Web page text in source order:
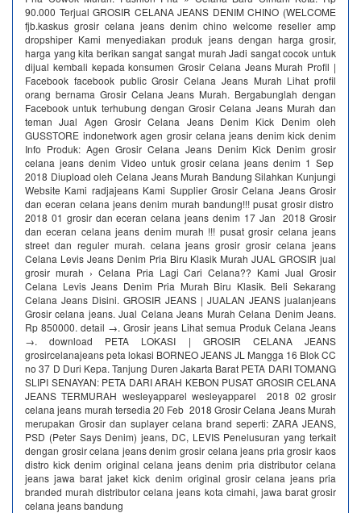
90.000 Terjual GROSIR CELANA JEANS DENIM CHINO (WELCOME
fjb.kaskus grosir celana jeans denim chino welcome reseller amp
dropshiper Kami menyediakan produk jeans dengan harga grosir,
harga yang kita berikan sangat sangat murah Jadi sangat cocok untuk
dijual kembali kepada konsumen Grosir Celana Jeans Murah Profil |
Facebook facebook public Grosir Celana Jeans Murah Lihat profil
orang bernama Grosir Celana Jeans Murah. Bergabunglah dengan
Facebook untuk terhubung dengan Grosir Celana Jeans Murah dan
teman Jual Agen Grosir Celana Jeans Denim Kick Denim oleh
GUSSTORE indonetwork agen grosir celana jeans denim kick denim
Info Produk: Agen Grosir Celana Jeans Denim Kick Denim grosir
celana jeans denim Video untuk grosir celana jeans denim 1 Sep
2018 Diupload oleh Celana Jeans Murah Bandung Silahkan Kunjungi
Website Kami radjajeans Kami Supplier Grosir Celana Jeans Grosir
dan eceran celana jeans denim murah bandung!!! pusat grosir distro
2018 01 grosir dan eceran celana jeans denim 17 Jan 2018 Grosir
dan eceran celana jeans denim murah !!! pusat grosir celana jeans
street dan reguler murah. celana jeans grosir grosir celana jeans
Celana Levis Jeans Denim Pria Biru Klasik Murah JUAL GROSIR jual
grosir murah › Celana Pria Lagi Cari Celana?? Kami Jual Grosir
Celana Levis Jeans Denim Pria Murah Biru Klasik. Beli Sekarang
Celana Jeans Disini. GROSIR JEANS | JUALAN JEANS jualanjeans
Grosir celana jeans. Jual Celana Jeans Murah Celana Denim Jeans.
Rp 850000. detail →. Grosir jeans Lihat semua Produk Celana Jeans
→. download PETA LOKASI | GROSIR CELANA JEANS
grosircelanajeans peta lokasi BORNEO JEANS JL Mangga 16 Blok CC
no 37 D Duri Kepa. Tanjung Duren Jakarta Barat PETA DARI TOMANG
SLIPI SENAYAN: PETA DARI ARAH KEBON PUSAT GROSIR CELANA
JEANS TERMURAH wesleyapparel wesleyapparel 2018 02 grosir
celana jeans murah tersedia 20 Feb 2018 Grosir Celana Jeans Murah
merupakan Grosir dan suplayer celana brand seperti: ZARA JEANS,
PSD (Peter Says Denim) jeans, DC, LEVIS Penelusuran yang terkait
dengan grosir celana jeans denim grosir celana jeans pria grosir kaos
distro kick denim original celana jeans denim pria distributor celana
jeans jawa barat jaket kick denim original grosir celana jeans pria
branded murah distributor celana jeans kota cimahi, jawa barat grosir
celana jeans bandung